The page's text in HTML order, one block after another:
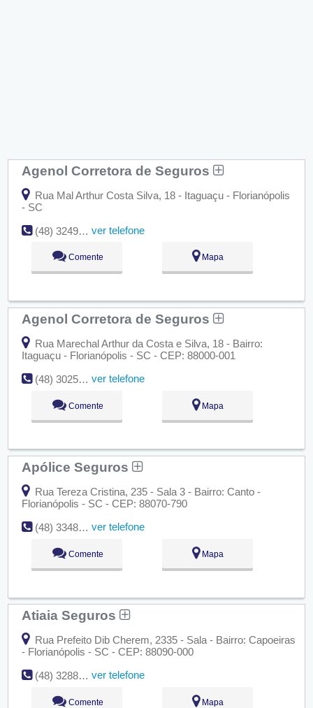
Agenol Corretora de Seguros
Rua Mal Arthur Costa Silva, 18 - Itaguaçu - Florianópolis
- SC
(48) 3249-1308
ver telefone
Comente Mapa
Agenol Corretora de Seguros
Rua Marechal Arthur da Costa e Silva, 18 - Bairro:
Itaguaçu - Florianópolis - SC - CEP: 88000-001
(48) 3025-5232
ver telefone
Comente Mapa
Apólice Seguros
Rua Tereza Cristina, 235 - Sala 3 - Bairro: Canto -
Florianópolis - SC - CEP: 88070-790
(48) 3348-5555
ver telefone
Comente Mapa
Atiaia Seguros
Rua Prefeito Dib Cherem, 2335 - Sala - Bairro: Capoeiras
- Florianópolis - SC - CEP: 88090-000
(48) 3288-0400
ver telefone
Comente Mapa